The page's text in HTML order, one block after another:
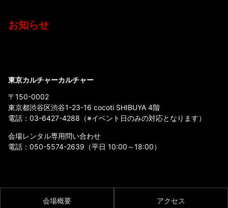
お知らせ
東京カルチャーカルチャー
〒150-0002
東京都渋谷区渋谷1-23-16 cocoti SHIBUYA 4階
電話： 03-6427-4288 （※イベント日のみの対応となります）
会場レンタル専用問い合わせ
電話： 050-5574-2639 （平日 10:00～18:00）
会場概要 アクセス